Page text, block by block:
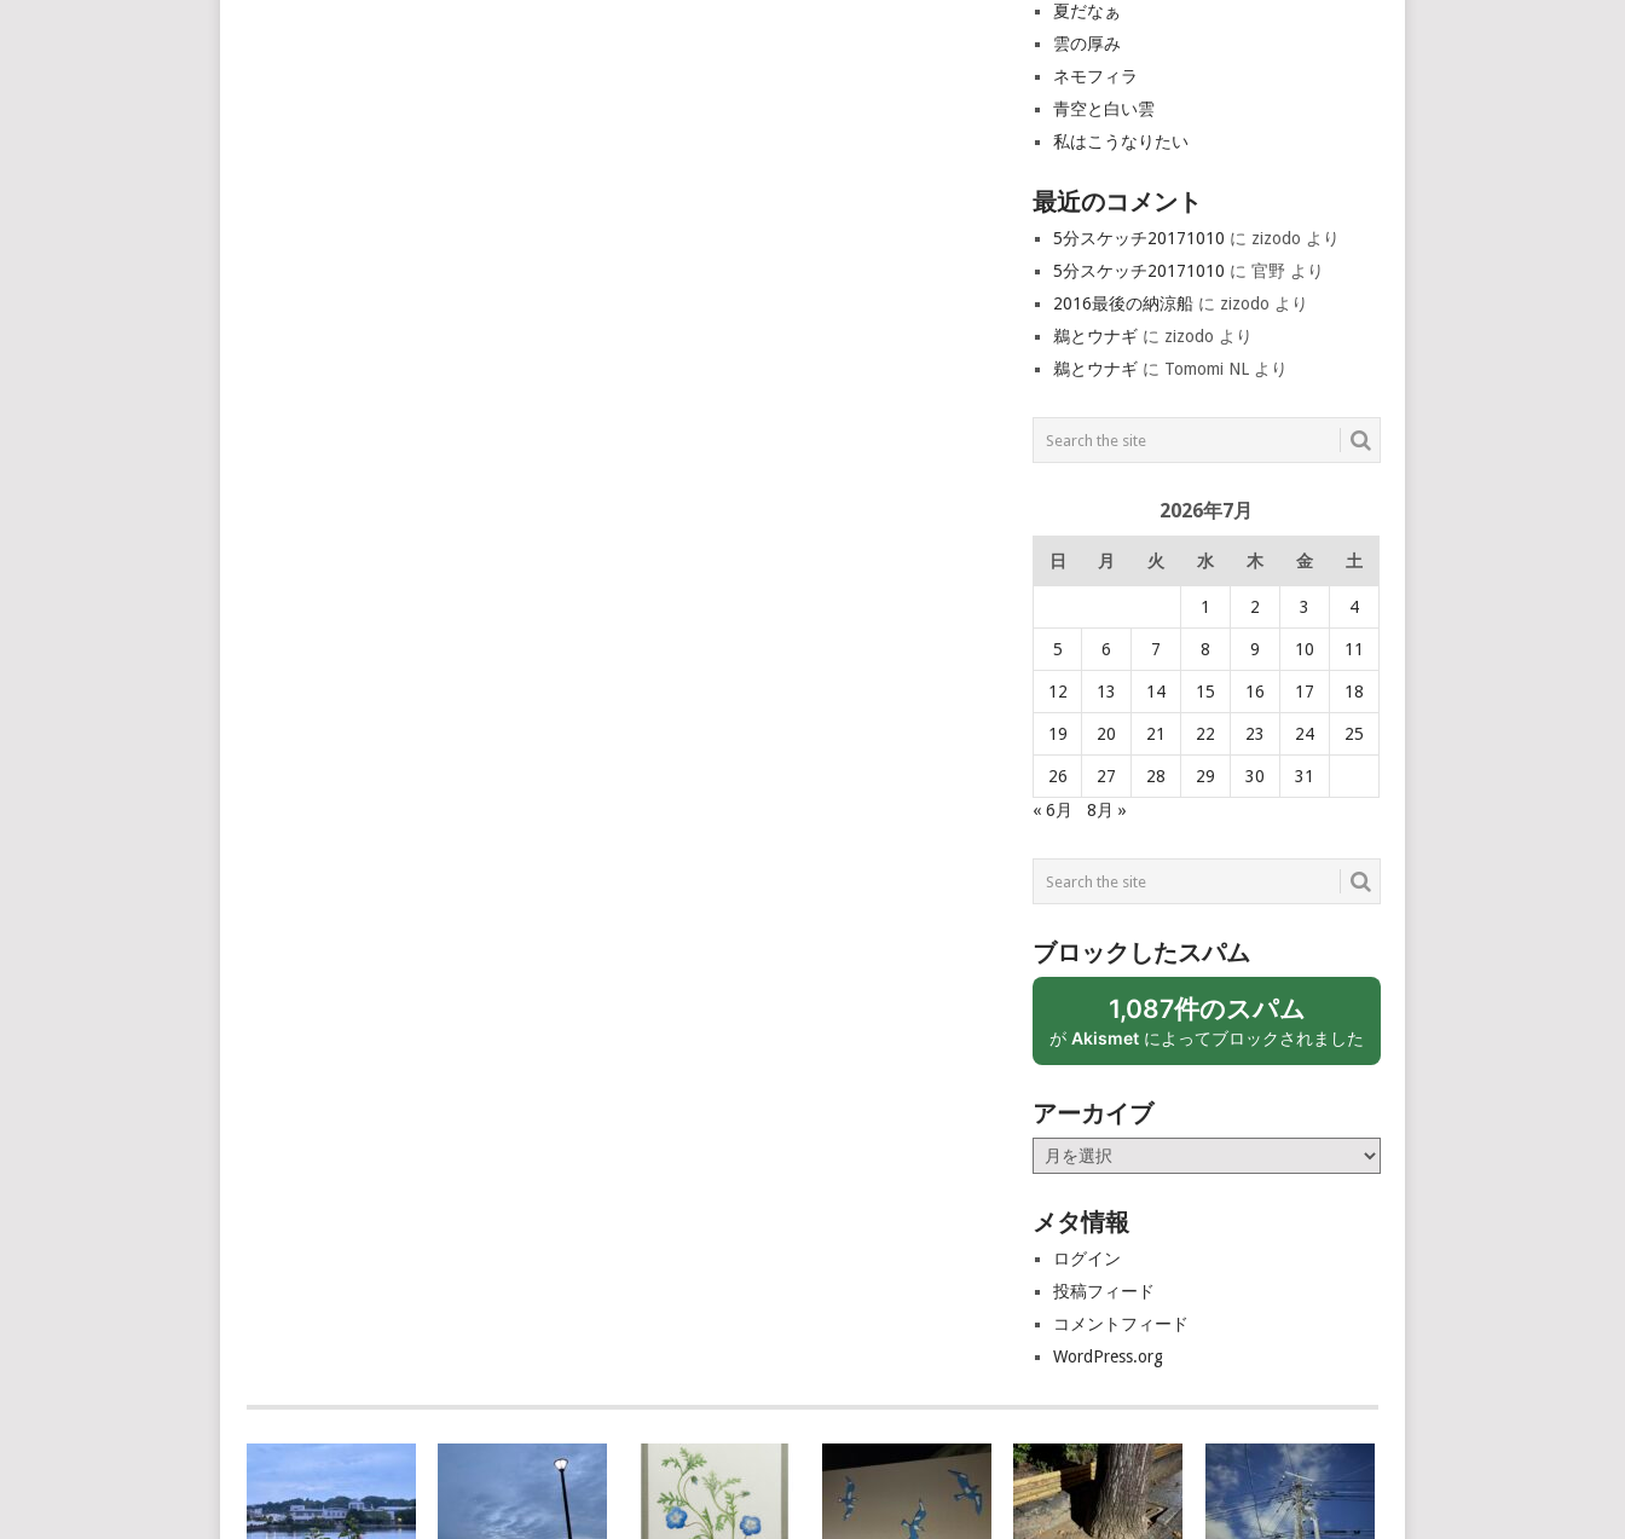
夏だなぁ
雲の厚み
ネモフィラ
青空と白い雲
私はこうなりたい
最近のコメント
5分スケッチ20171010 に zizodo より
5分スケッチ20171010 に官野 より
2016最後の納涼船 に zizodo より
鵜とウナギ に zizodo より
鵜とウナギ に Tomomi NL より
2026年7月
日 月 火 水 木 金 土
1 2 3 4
5 6 7 8 9 10 11
12 13 14 15 16 17 18
19 20 21 22 23 24 25
26 27 28 29 30
31
« 6月
8月 »
ブロックしたスパム
1,087件のスパム
がAkismet によってブロックされました
アーカイブ
ア
ー
イ
メタ情報
ログイン
投稿フィード
コメントフィード
WordPress.org